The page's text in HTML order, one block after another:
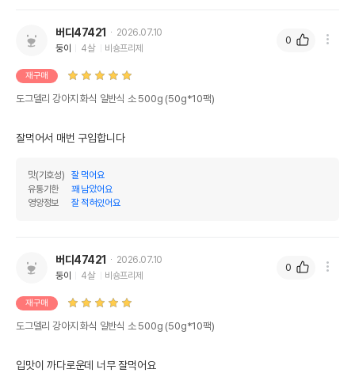
버디47421
2026.07.10
둥이
4살 비숑프리제
재구매
도그델리 강아지 화식 일반식 소 500g (50g*10팩)
잘먹어서 매번 구입합니다
맛(기호성)
잘 먹어요
유통기한
꽤 남았어요
영양정보
잘 적혀있어요
0
버디47421
2026.07.10
둥이
4살 비숑프리제
재구매
도그델리 강아지 화식 일반식 소 500g (50g*10팩)
입맛이 까다로운데 너무 잘먹어요
0